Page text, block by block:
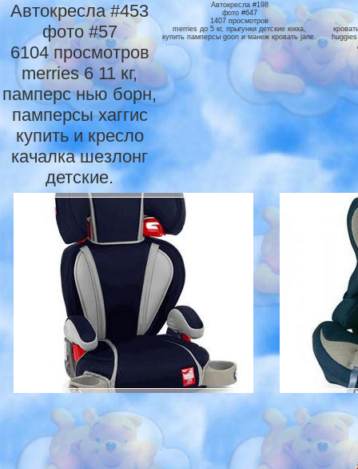
Автокресла #453
фото #57
6104 просмотров
merries 6 11 кг,
памперс нью борн,
памперсы хаггис
купить и кресло
качалка шезлонг
детские.
Автокресла #198
фото #647
1407 просмотров
merries до 5 кг, прыгунки детские юкка,
купить памперсы goon и манеж кровать jane.